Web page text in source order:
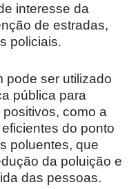
interesse da
de estradas,
policiais.
pode ser utilizado
pública para
como a
do ponto
poluentes, que
da poluição e
das pessoas.